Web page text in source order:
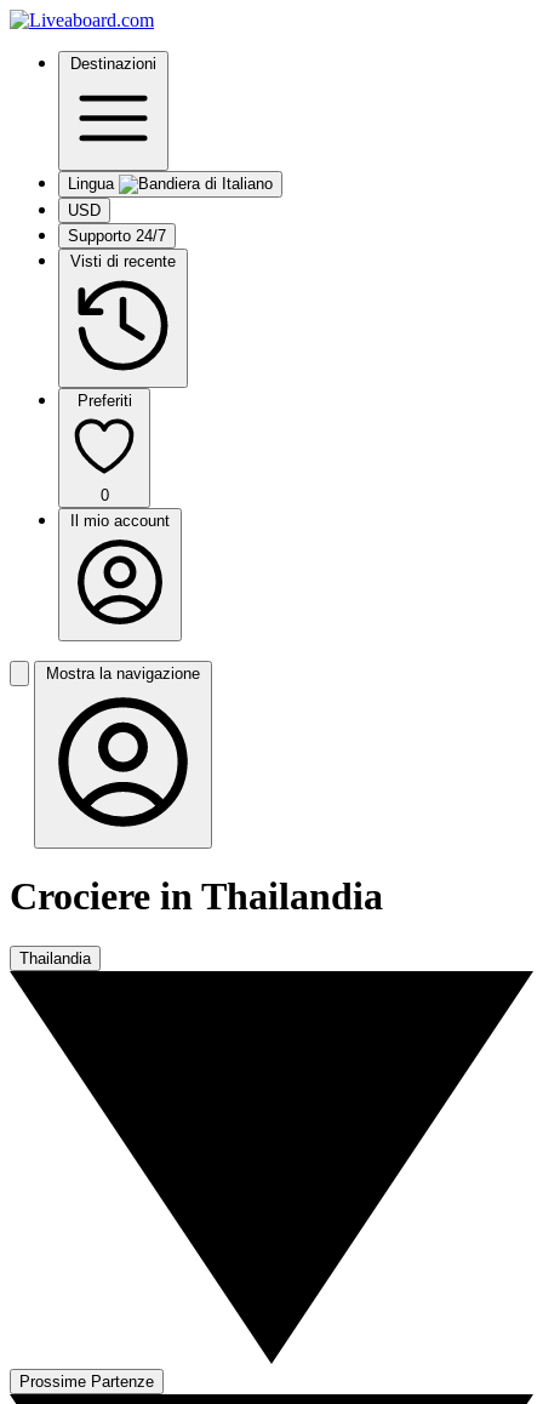
Destinazioni
Lingua
USD
Supporto 24/7
Visti di recente
Preferiti
0
Il mio account
Mostra la navigazione
Crociere in Thailandia
Thailandia
Prossime Partenze